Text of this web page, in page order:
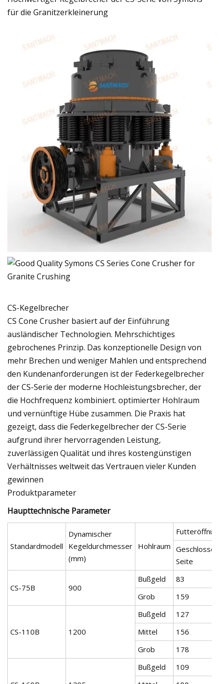
für die Granitzerkleinerung
CS-Kegelbrecher
CS Cone Crusher basiert auf der Einführung
ausländischer Technologien. Mehrschichtiges
gebrochenes Prinzip. Das konzeptionelle Design von
mehr Brechen und weniger Mahlen und entsprechend
den Kundenanforderungen ist der Federkegelbrecher
der CS-Serie der moderne Hochleistungsbrecher, der
die Hochfrequenz kombiniert. optimierter Hohlraum
und vernünftige Hübe zusammen. Die Praxis hat
gezeigt, dass die Federkegelbrecher der CS-Serie
aufgrund ihrer hervorragenden Leistung,
zuverlässigen Qualität und ihres kostengünstigen
Verhältnisses weltweit das Vertrauen vieler Kunden
gewinnen
Produktparameter
Haupttechnische Parameter
Standardmodell
Dynamischer
Kegeldurchmesser
(mm)
Hohlraum
Seite
CS-75B 900
Bußgeld
83
Grob
159
CS-110B 1200
Bußgeld
127
Mittel
156
Grob
178
Bußgeld
109